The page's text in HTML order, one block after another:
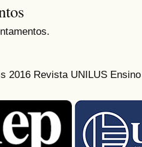
2016 Revista UNILUS